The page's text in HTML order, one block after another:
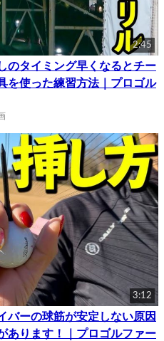
2:45
のタイミング早くなるとチー
を使った練習方法｜プロゴル
3:12
バーの球筋が安定しない原因
あります！｜プロゴルファー